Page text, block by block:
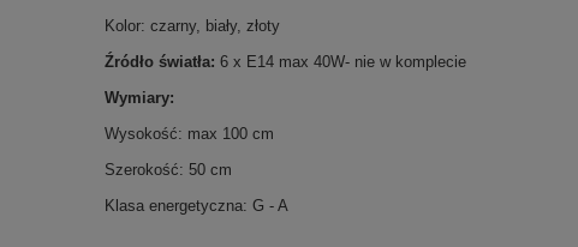
Kolor: czarny, biały, złoty
Źródło światła: 6 x E14 max 40W- nie w komplecie
Wymiary:
Wysokość: max 100 cm
Szerokość: 50 cm
Klasa energetyczna: G - A